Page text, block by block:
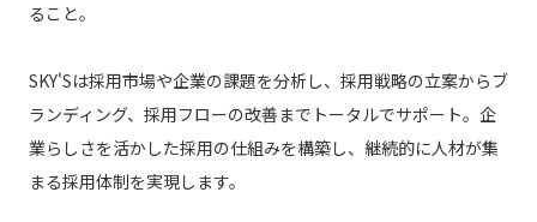
ること。
SKY'Sは採用市場や企業の課題を分析し、採用戦略の立案からブ
ランディング、採用フローの改善までトータルでサポート。企
業らしさを活かした採用の仕組みを構築し、継続的に人材が集
まる採用体制を実現します。